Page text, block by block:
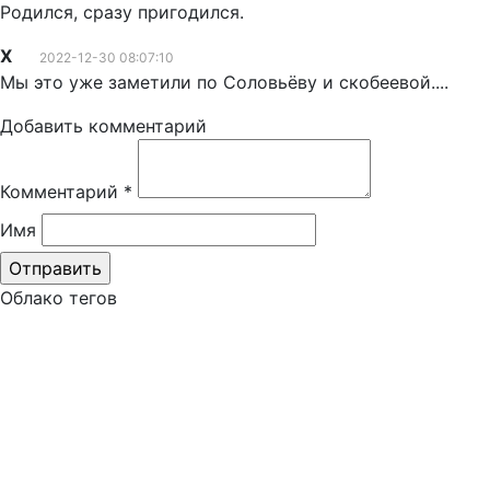
Родился, сразу пригодился.
Х
2022-12-30 08:07:10
Мы это уже заметили по Соловьёву и скобеевой....
Добавить комментарий
Комментарий *
Имя
Облако тегов